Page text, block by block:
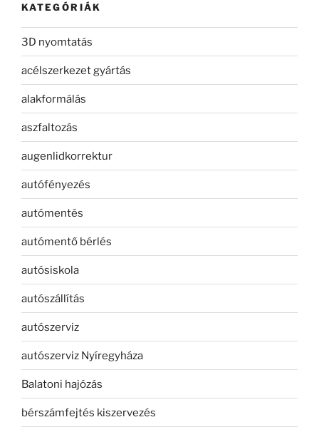
KATEGÓRIÁK
3D nyomtatás
acélszerkezet gyártás
alakformálás
aszfaltozás
augenlidkorrektur
autófényezés
autómentés
autómentő bérlés
autósiskola
autószállítás
autószerviz
autószerviz Nyíregyháza
Balatoni hajózás
bérszámfejtés kiszervezés